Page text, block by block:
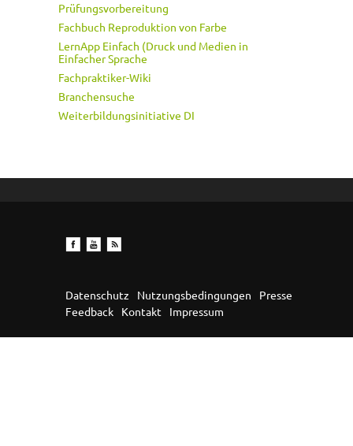
Prüfungsvorbereitung
Fachbuch Reproduktion von Farbe
LernApp Einfach (Druck und Medien in
Einfacher Sprache
Fachpraktiker-Wiki
Branchensuche
Weiterbildungsinitiative DI
Datenschutz Nutzungsbedingungen
Presse
Feedback
Kontakt Impressum